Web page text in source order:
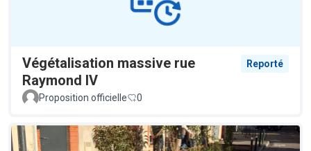
Végétalisation massive rue
Raymond IV
Reporté
Proposition officielle 0